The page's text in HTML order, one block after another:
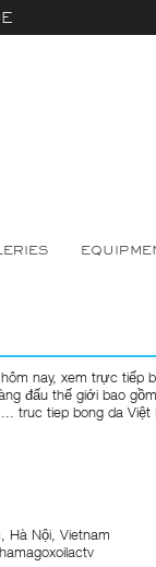
nay, xem trực tiếp
đấu thế giới bao
truc tiep bong da
Hà Nội, Vietnam